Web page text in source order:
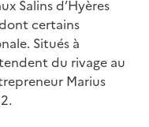
Salins d’Hyères
certains
Situés à
du rivage au
Marius